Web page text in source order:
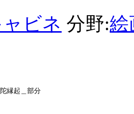
ビネ 分野:絵
縁起＿部分